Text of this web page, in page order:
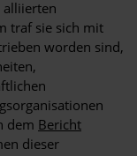
alliierten
traf sie sich mit
worden sind,
dem Bericht
dieser